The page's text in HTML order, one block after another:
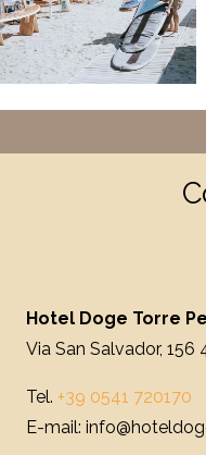
Hotel Doge Torre
Via San Salvador, 156
Tel. +39 0541 720170
E-mail: